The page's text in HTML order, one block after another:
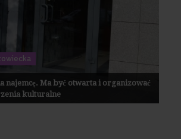
najemcę. Ma być otwarta i organizować
kulturalne